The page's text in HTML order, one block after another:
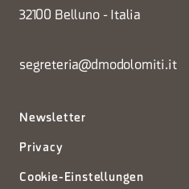
32100 Belluno - Italia
segreteria@dmodolomiti.it
Newsletter
Privacy
Cookie-Einstellungen